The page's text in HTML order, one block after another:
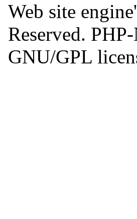
Web site
Reserved.
GNU/GPL